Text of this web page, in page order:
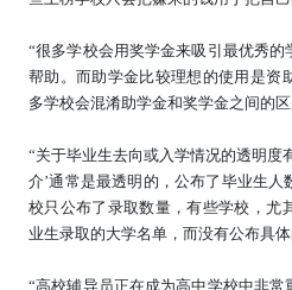
“很多学校会用奖学金来吸引最优秀
帮助。而助学金比较理想的使用是资
多学校会混淆助学金和奖学金之间的区
“关于毕业生去向或入学情况的透明度
介’通常是最透明的，公布了毕业生
校只公布了录取数量，有些学校，尤
业生录取的大学名单，而没有公布具体
“高校辅导员正在成为高中学校中非